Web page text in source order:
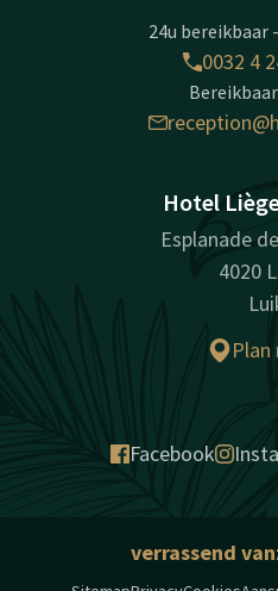
24u
0032 4
Hotel
Esplanade
4020
Facebook
verrassend